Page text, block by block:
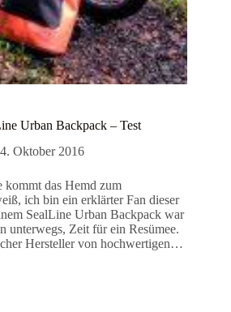
Urban Backpack – Test
Oktober 2016
kommt das Hemd zum
ich bin ein erklärter Fan dieser
SealLine Urban Backpack war
unterwegs, Zeit für ein Resümee.
Hersteller von hochwertigen…